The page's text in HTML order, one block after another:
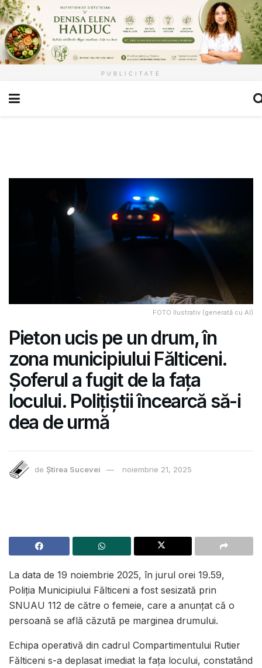
PUBLICITATE
FOTO Ilustrativ (generată cu AI)
Pieton ucis pe un drum, în
zona municipiului Fălticeni.
Șoferul a fugit de la fața
locului. Polițiștii încearcă să-i
dea de urmă
de Știrea Sucevei noiembrie 21, 2025
La data de 19 noiembrie 2025, în jurul orei 19.59,
Poliția Municipiului Fălticeni a fost sesizată prin
SNUAU 112 de către o femeie, care a anunțat că o
persoană se află căzută pe marginea drumului.
Echipa operativă din cadrul Compartimentului Rutier
Fălticeni s-a deplasat imediat la fața locului, constatând